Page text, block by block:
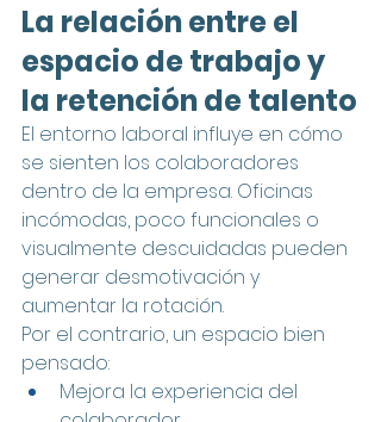
La relación entre el
espacio de trabajo y
la retención de talento
El entorno laboral influye en cómo
se sienten los colaboradores
dentro de la empresa. Oficinas
incómodas, poco funcionales o
visualmente descuidadas pueden
generar desmotivación y
aumentar la rotación.
Por el contrario, un espacio bien
pensado:
Mejora la experiencia del